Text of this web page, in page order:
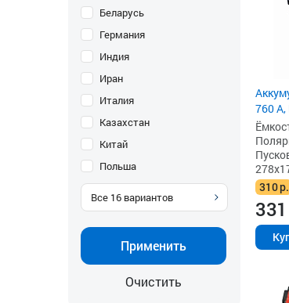
Беларусь
Германия
Индия
Иран
Италия
Казахстан
Китай
Польша
Все 16 вариантов
Применить
Очистить
760 А,
310р.
331